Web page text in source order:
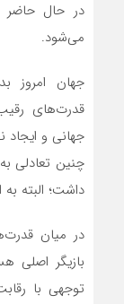
در حال
می‌شود.
جهان امروز
قدرت‌های
جهانی و ایجاد
چنین تعادلی
داشت؛ البته
در میان
بازیگر اصلی
توجهی با